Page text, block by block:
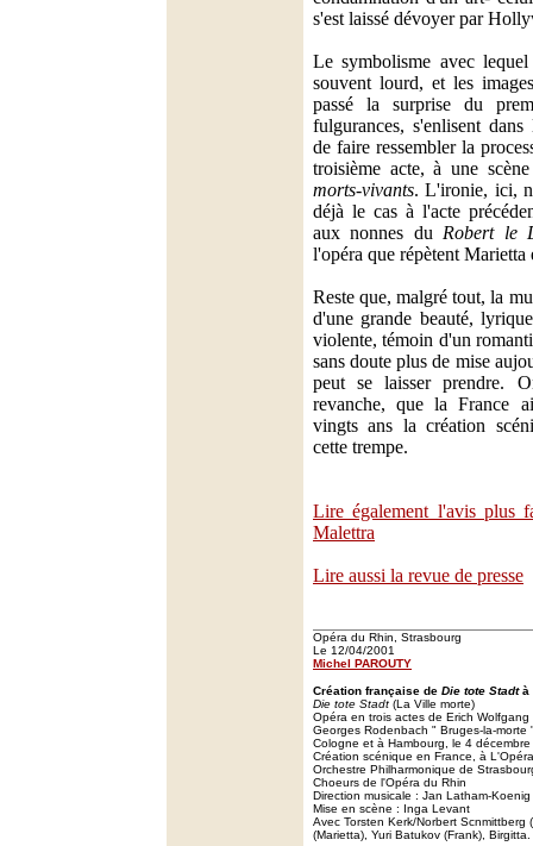
s'est laissé dévoyer par
Le symbolisme avec
souvent lourd, et les
passé la surprise du
fulgurances, s'enlisent
de faire ressembler la
troisième acte, à une
morts-vivants. L'ironie, ici,
déjà le cas à l'acte
aux nonnes du Robert le
l'opéra que répètent Marietta
Reste que, malgré tout, la
d'une grande beauté,
violente, témoin d'un
sans doute plus de mise
peut se laisser prendre.
revanche, que la France
vingts ans la création
cette trempe.
Lire également l'avis plus
Malettra
Lire aussi la revue de presse
Opéra du Rhin, Strasbourg
Le 12/04/2001
Michel PAROUTY
Création française de Die tote Stadtà
Die tote Stadt (La Ville morte)
Opéra en trois actes de Erich
Georges Rodenbach " Bruges-la-morte
Cologne et à Hambourg, le 4
Création scénique en France, à
Orchestre Philharmonique de
Choeurs de l'Opéra du Rhin
Direction musicale : Jan Latham-Koenig
Mise en scène : Inga Levant
Avec Torsten Kerk/Norbert Scnmittberg
(Marietta), Yuri Batukov (Frank), Birgitta.